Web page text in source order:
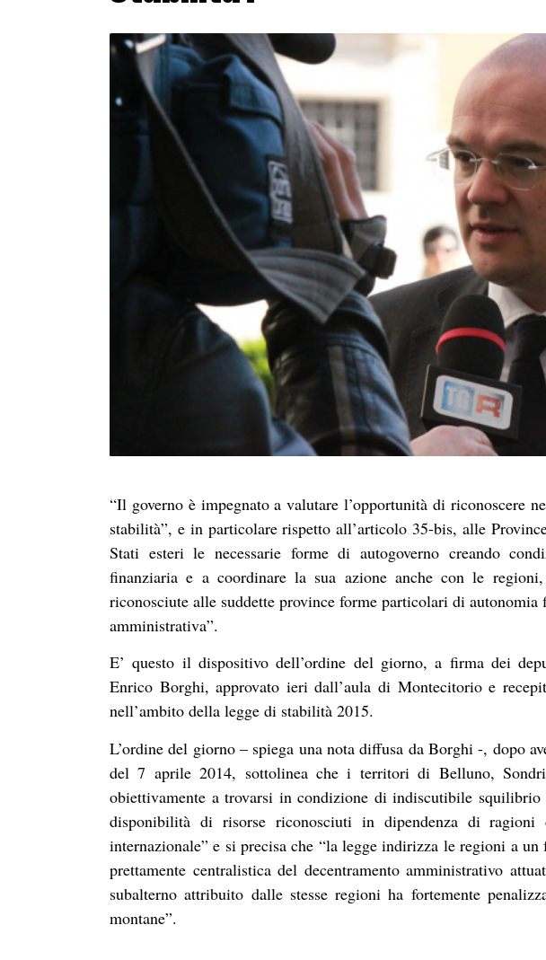
“Il governo è impegnato a valutare l’opportunità di riconoscere
stabilità”, e in particolare rispetto all’articolo 35-bis, alle
Stati esteri le necessarie forme di autogoverno creando
finanziaria e a coordinare la sua azione anche con le
riconosciute alle suddette province forme particolari di autonomia
amministrativa”.
E’ questo il dispositivo dell’ordine del giorno, a firma dei
Enrico Borghi, approvato ieri dall’aula di Montecitorio e
nell’ambito della legge di stabilità 2015.
L’ordine del giorno – spiega una nota diffusa da Borghi -, dopo
del 7 aprile 2014, sottolinea che i territori di Belluno,
obiettivamente a trovarsi in condizione di indiscutibile
disponibilità di risorse riconosciuti in dipendenza di
internazionale” e si precisa che “la legge indirizza le regioni a
prettamente centralistica del decentramento amministrativo
subalterno attribuito dalle stesse regioni ha fortemente
montane”.